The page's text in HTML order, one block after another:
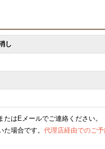
し
はEメールでご連絡ください。
場合です。 代理店経由でのご予